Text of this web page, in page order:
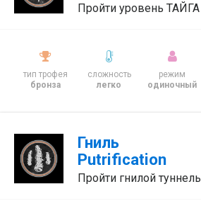
Пройти уровень ТАЙГА
тип трофея
бронза
сложность
легко
режим
одиночный
Гниль
Putrification
Пройти гнилой туннель